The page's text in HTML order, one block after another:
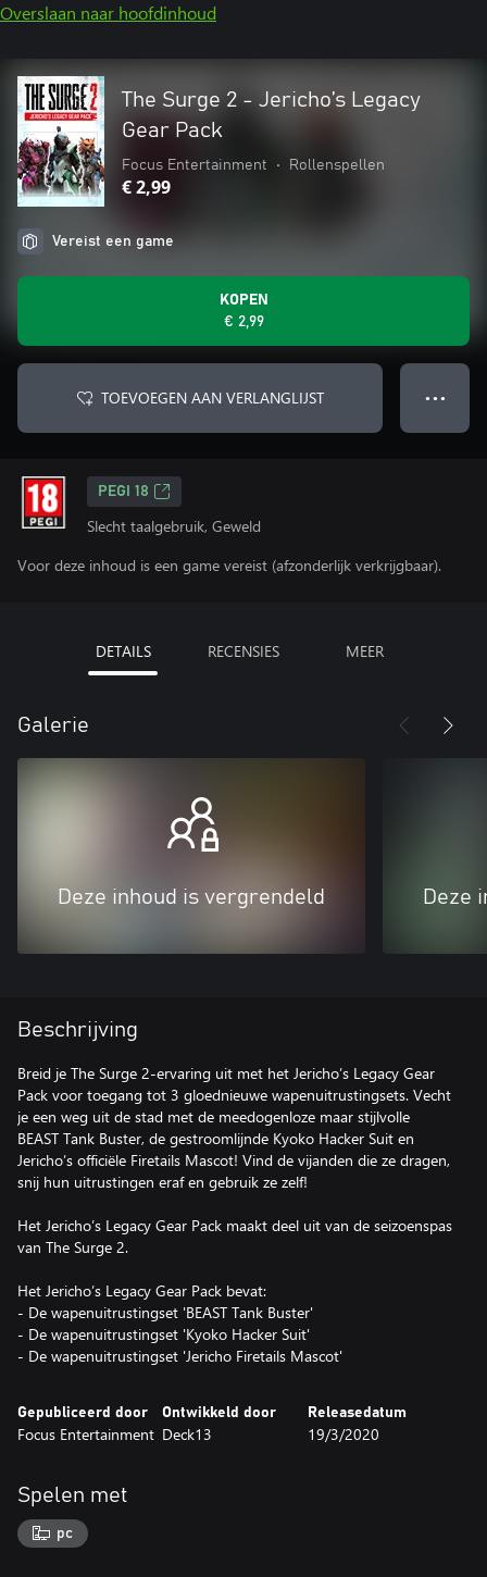
Overslaan naar hoofdinhoud
The Surge 2 - Jericho’s Legacy
Gear Pack
Focus Entertainment • Rollenspellen
€ 2,99
Vereist een game
KOPEN
€ 2,99
TOEVOEGEN AAN VERLANGLIJST ● ● ●
PEGI 18
Slecht taalgebruik, Geweld
Voor deze inhoud is een game vereist (afzonderlijk verkrijgbaar).
DETAILS RECENSIES MEER
Galerie
Deze inhoud is vergrendeld Deze
Beschrijving
Breid je The Surge 2-ervaring uit met het Jericho’s Legacy Gear
Pack voor toegang tot 3 gloednieuwe wapenuitrustingsets. Vecht
je een weg uit de stad met de meedogenloze maar stijlvolle
BEAST Tank Buster, de gestroomlijnde Kyoko Hacker Suit en
Jericho’s officiële Firetails Mascot! Vind de vijanden die ze dragen,
snij hun uitrustingen eraf en gebruik ze zelf!
Het Jericho’s Legacy Gear Pack maakt deel uit van de seizoenspas
van The Surge 2.
Het Jericho’s Legacy Gear Pack bevat:
- De wapenuitrustingset 'BEAST Tank Buster'
- De wapenuitrustingset 'Kyoko Hacker Suit'
- De wapenuitrustingset 'Jericho Firetails Mascot'
Gepubliceerd door
Focus Entertainment
Ontwikkeld door
Deck13
Releasedatum
19/3/2020
Spelen met
pc